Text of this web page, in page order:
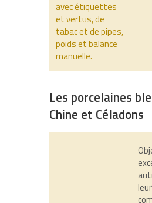
avec étiquettes
et vertus, de
tabac et de pipes,
poids et balance
manuelle.
Les porcelaines
Chine et Céladons